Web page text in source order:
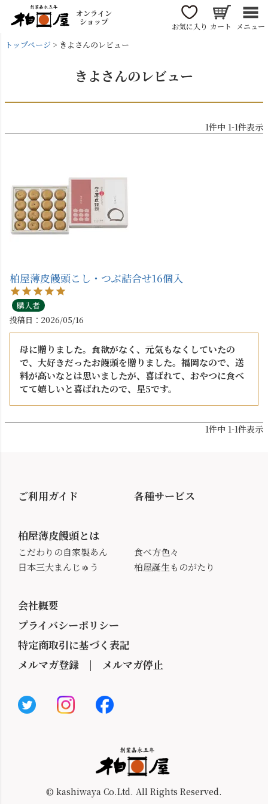
オンライン
ショップ
お気に入り カート メニュー
トップページ きよさんのレビュー
きよさんのレビュー
1件中 1-1件表示
柏屋薄皮饅頭こし・つぶ詰合せ16個入
購入者
投稿日
2026/05/16
母に贈りました。食欲がなく、元気もなくしていたの
で、大好きだったお饅頭を贈りました。福岡なので、送
料が高いなとは思いましたが、喜ばれて、おやつに食べ
てて嬉しいと喜ばれたので、星5です。
1件中 1-1件表示
ご利用ガイド 各種サービス
柏屋薄皮饅頭とは
こだわりの自家製あん
日本三大まんじゅう
食べ方色々
柏屋誕生ものがたり
会社概要
プライバシーポリシー
特定商取引に基づく表記
メルマガ登録 | メルマガ停止
© kashiwaya Co.Ltd. All Rights Reserved.